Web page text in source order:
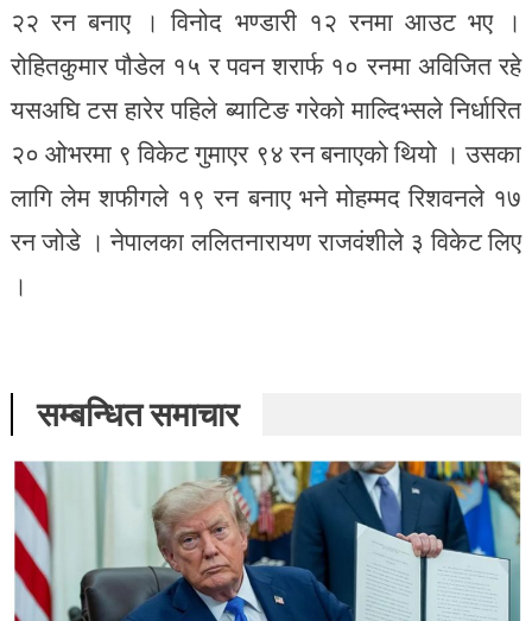
२२ रन बनाए । विनोद भण्डारी १२ रनमा आउट भए ।
रोहितकुमार पौडेल १५ र पवन शरार्फ १० रनमा अविजित रहे
यसअघि टस हारेर पहिले ब्याटिङ गरेको माल्दिभ्सले निर्धारित
२० ओभरमा ९ विकेट गुमाएर ९४ रन बनाएको थियो । उसका
लागि लेम शफीगले १९ रन बनाए भने मोहम्मद रिशवनले १७
रन जोडे । नेपालका ललितनारायण राजवंशीले ३ विकेट लिए
।
सम्बन्धित समाचार